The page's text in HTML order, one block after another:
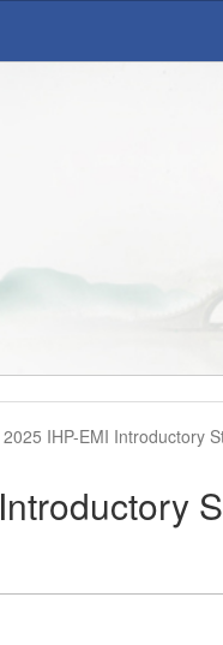
IHP-EMI Introductory